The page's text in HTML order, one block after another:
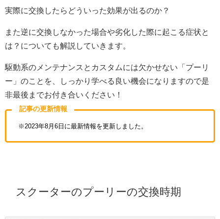
実際に交換したらどういった効果が出るのか？
また逆に交換しなかった場合や劣化した際に起こる症状と
は？についても解説していきます。
駆動系のメンテナンスとカスタムには欠かせない「プーリ
ー」のことを、しっかり学べる良い機会になりますので是
非最後までお付き合いください！
記事の更新情報
※2023年8月6日に最新情報を更新しました。
スクーターのプーリーの交換時期